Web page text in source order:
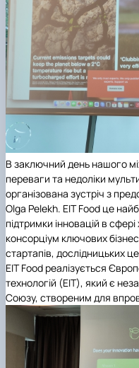
В заключний день нашого
переваги та недоліки
організована зустріч з
Olga Pelekh. EIT Food це
підтримки інновацій в
консорціум ключових
стартапів, дослідницьких
EIT Food реалізується
технологій (EIT), який є
Союзу, створеним для